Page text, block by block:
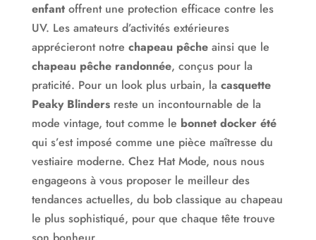
Notre politique est de simplifier au mieux vos
recherches en sélectionnant pour vous le meilleur du
chapeau, casquette, bonnet… à des prix attractifs.
Grâce aux nombreuses fenêtres thématiques du site
vous serez guidé de façon agréable et intuitif à
concrétiser en peu de temps et efficacement votre
choix.
Pour accompagner votre sélection et parfaire votre
style Hat-mode vous propose également des
accessoires de qualité : Parapluie, Echarpe, Foulard,
Bandana-Headband, Bibi Fascinator, Serre-tête,
Ensemble… ainsi que des blogs utiles de conseils
enfantoffrent une protection efficace contre les
UV. Les amateurs d’activités extérieures
apprécieront notre chapeau pêcheainsi que le
chapeau pêche randonnée, conçus pour la
praticité. Pour un look plus urbain, la casquette
Peaky Blindersreste un incontournable de la
mode vintage, tout comme le bonnet docker été
qui s’est imposé comme une pièce maîtresse du
vestiaire moderne. Chez Hat Mode, nous nous
engageons à vous proposer le meilleur des
tendances actuelles, du bob classique au chapeau
le plus sophistiqué, pour que chaque tête trouve